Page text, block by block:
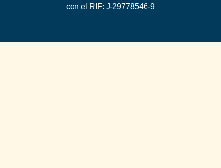
con el RIF: J-29778546-9